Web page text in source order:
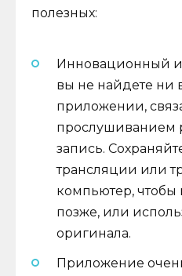
полезных:
Инновационный
вы не найдете ни
приложении,
прослушиванием
запись.
трансляции или
компьютер, чтобы
позже, или
оригинала.
Приложение